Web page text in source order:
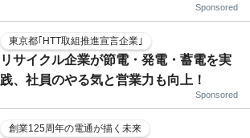
Sponsored
東京都｢HTT取組推進宣言企業｣
リサイクル企業が節電・発電・蓄電を実
践、社員のやる気と営業力も向上！
Sponsored
創業125周年の電通が描く未来